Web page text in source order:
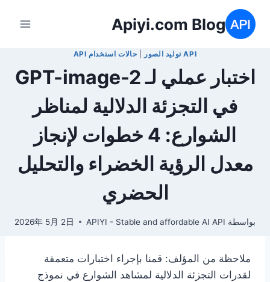
التجاوز
المحتوى
Apiyi.com Blog
API توليد الصور حالات استخدام API
اختبار عملي لـ GPT-image-2
في التجزئة الدلالية لمناظر
الشوارع: 4 خطوات لإنجاز
معدل الرؤية الخضراء والتحليل
الحضري
بواسطة APIYI - Stable and affordable AI API
2026年 5月 2日
ملاحظة من المؤلف: قمنا بإجراء اختبارات متعمقة
لقدرات التجزئة الدلالية لمشاهد الشوارع في نموذج